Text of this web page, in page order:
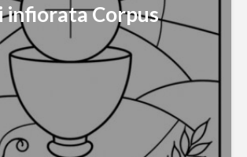
infiorata Corpus